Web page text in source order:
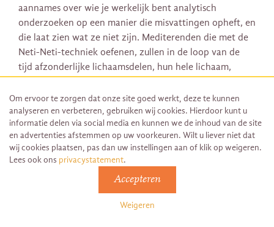
aannames over wie je werkelijk bent analytisch
onderzoeken op een manier die misvattingen opheft, en
die laat zien wat ze niet zijn. Mediterenden die met de
Neti-Neti-techniek oefenen, zullen in de loop van de
tijd afzonderlijke lichaamsdelen, hun hele lichaam,
die ze in de maatschappij spelen, de verhalen die ze
zichzelf vertellen en hun ego verder willen
onderzoeken.
Een mediterende die Net-Neti begint te beoefenen kan
zich vragen stellen over zijn fysieke lichaam, zoals:
‘waar begint dit lichaam?’, ‘ben ik dit lichaam?’, ‘ben ik
deze tenen?’, ‘waar is het ik in dit hoofd? ‘, en ‘ben ik dit
lichaam?’ Door actief over deze dingen na te denken
Om ervoor te zorgen dat onze site goed werkt, deze te kunnen
analyseren en verbeteren, gebruiken wij cookies. Hierdoor kunt u
informatie delen via social media en kunnen we de inhoud van de site
en advertenties afstemmen op uw voorkeuren. Wilt u liever niet dat
wij cookies plaatsen, pas dan uw instellingen aan of klik op weigeren.
Lees ook ons privacystatement.
Accepteren
Weigeren